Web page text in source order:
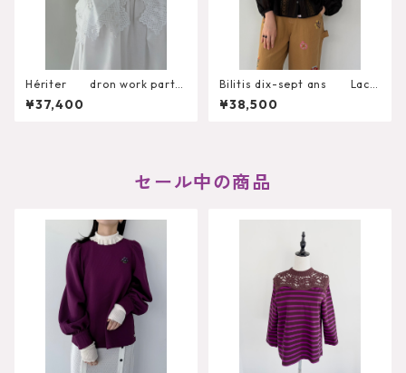
Hériter dron work parts
camisole H0-00-3092
¥37,400
Bilitis dix-sept ans Lace
+Tuck Blouse 2911-959
¥38,500
セール中の商品